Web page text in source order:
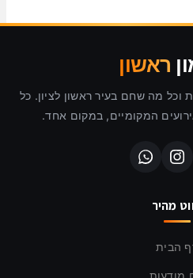
ראשון
וכל מה שחם בעיר ראשון לציון. כל
המקומיים, במקום אחד.
מהיר
הבית